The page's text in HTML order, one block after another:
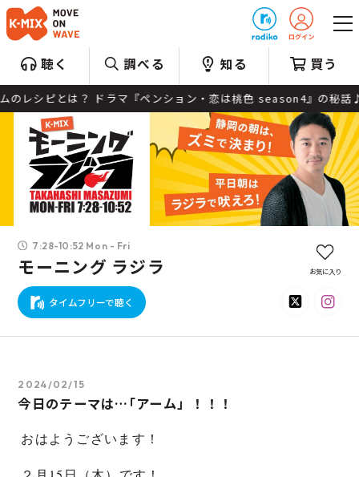
聴く 調べる 知る 買う
とは？ ドラマ『ペンション・恋は桃色 season4』の秘話♪
7:28-10:52 Mon - Fri
モーニング ラジラ
タイムフリーで聴く
お気に入り
2024/02/15
今日のテーマは…｢アーム」！！！
おはようございます！